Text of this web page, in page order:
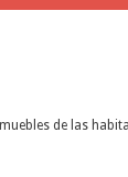
de las